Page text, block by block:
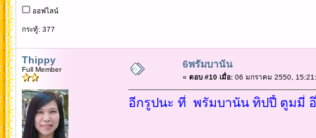
ออฟไลน์
กระทู้: 377
Thippy
Full Member 6พรัมบานัน
« ตอบ #10 เมื่อ:06 มกราคม 2550,
อีกรูปนะ ที่ พรัมบานัน ทิปปี้ ตูม